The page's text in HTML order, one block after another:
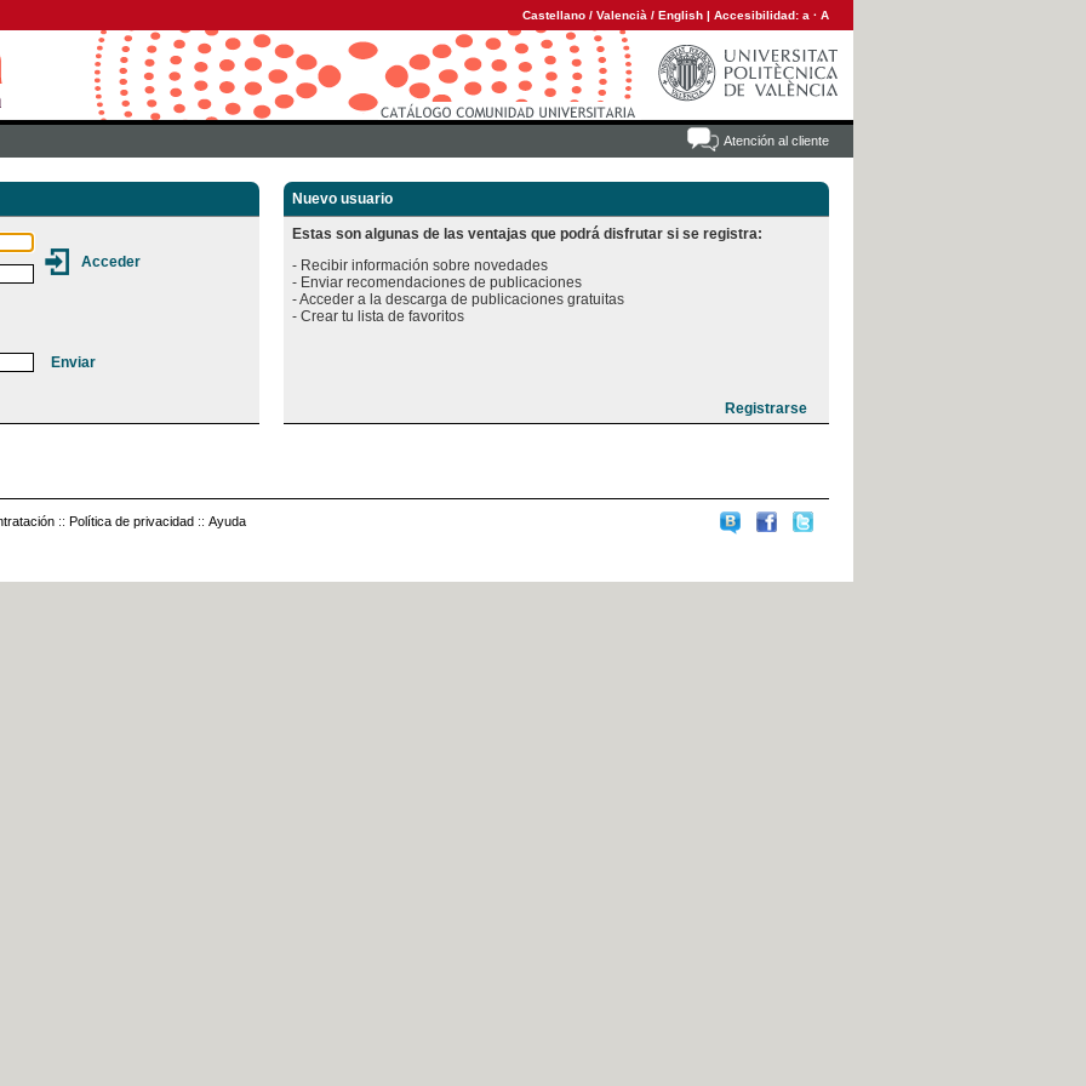
Castellano / Valencià / English | Accesibilidad: a · A
Atención al cliente
Nuevo usuario
Estas son algunas de las ventajas que podrá disfrutar si se registra:
- Recibir información sobre novedades
- Enviar recomendaciones de publicaciones
- Acceder a la descarga de publicaciones gratuitas
:: Política de privacidad :: Ayuda